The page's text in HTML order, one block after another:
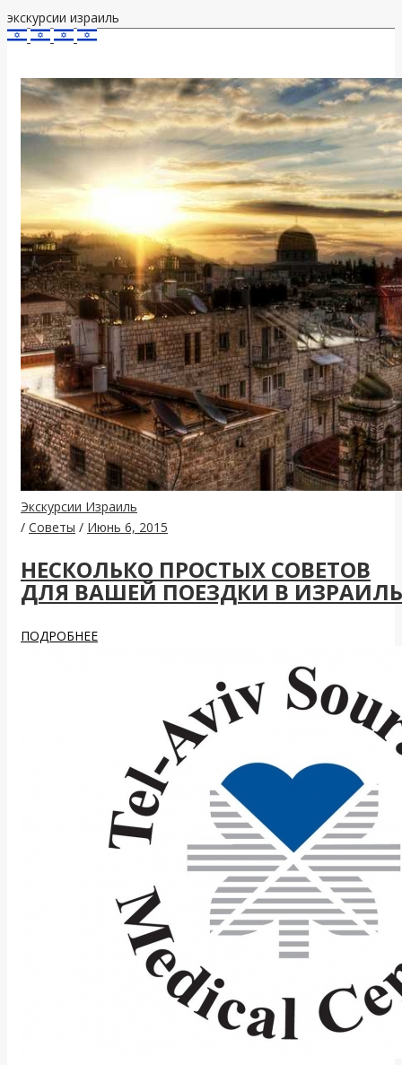
экскурсии израиль
Экскурсии Израиль
/ Советы / Июнь 6, 2015
НЕСКОЛЬКО ПРОСТЫХ СОВЕТОВ
ДЛЯ ВАШЕЙ ПОЕЗДКИ В ИЗРАИЛЬ
ПОДРОБНЕЕ